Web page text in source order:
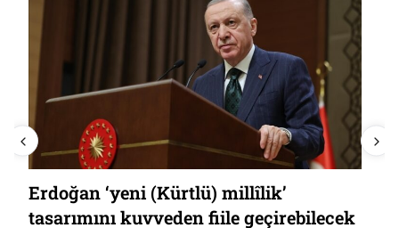
Erdoğan ‘yeni (Kürtlü) millîlik’
tasarımını kuvveden fiile geçirebilecek